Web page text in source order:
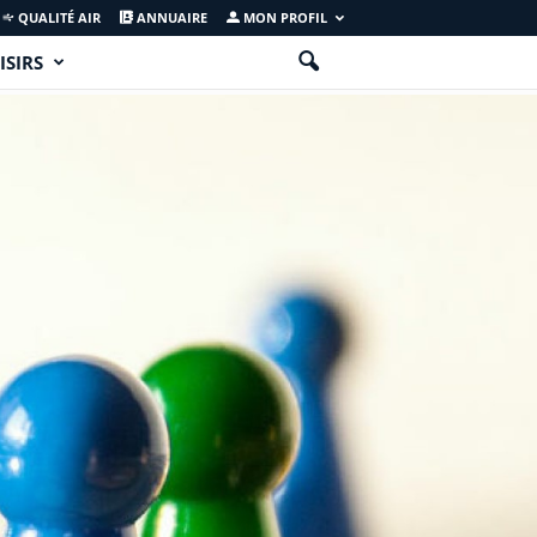
QUALITÉ AIR ANNUAIRE MON PROFIL